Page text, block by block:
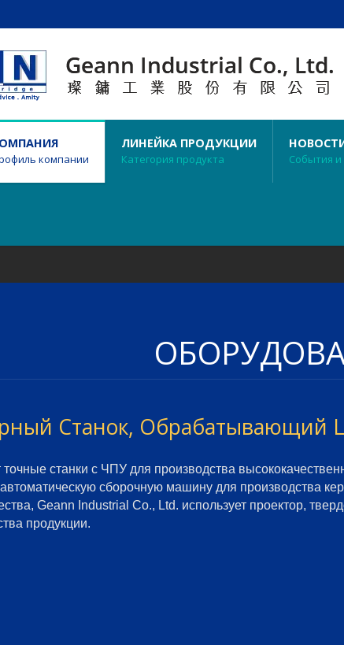
компании
ЛИНЕЙКА ПРОДУКЦИИ
Категория продукта События и
Станок, Обрабатывающий
станки с ЧПУ для производства
сборочную машину для производства
Geann Industrial Co., Ltd. использует проектор,
продукции.